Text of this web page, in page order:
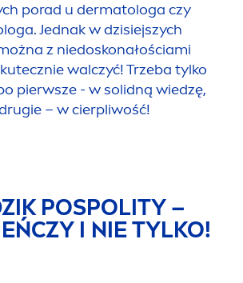
porad u dermatologa czy
Jednak w dzisiejszych
z niedoskonałościami
walczyć! Trzeba tylko
pierwsze - w solidną wiedzę,
– w cierpliwość!
POSPOLITY –
I NIE TYLKO!